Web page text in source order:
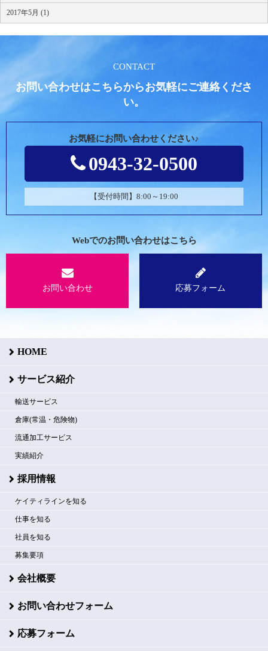
2017年5月 (1)
CONTACT
お問い合わせはこちらからお気軽にご連絡くださ
い。
お気軽にお問い合わせください♪
0943-32-0500
【受付時間】8:00～19:00
Webでのお問い合わせはこちら
お問い合わせ 応募フォーム
HOME
サービス紹介
輸送サービス
倉庫(常温・危険物)
流通加工サービス
実績紹介
採用情報
ケイティラインを知る
仕事を知る
社員を知る
募集要項
会社概要
お問い合わせフォーム
応募フォーム